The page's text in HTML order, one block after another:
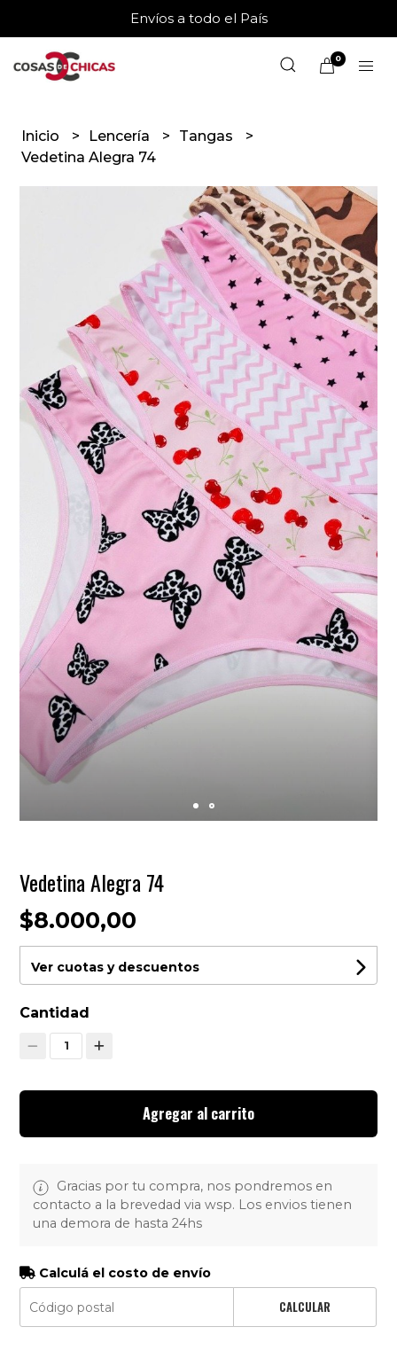
Envíos a todo el País
0
Inicio Lencería
Tangas
Vedetina Alegra 74
Vedetina Alegra 74
$8.000,00
Ver cuotas y descuentos
Cantidad
1
Agregar al carrito
Gracias por tu compra, nos pondremos en
contacto a la brevedad via wsp. Los envios tienen
una demora de hasta 24hs
Calculá el costo de envío
CALCULAR